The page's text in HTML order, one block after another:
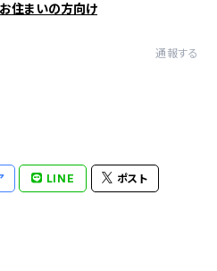
住まいの方向け
通報する
LINE ポスト